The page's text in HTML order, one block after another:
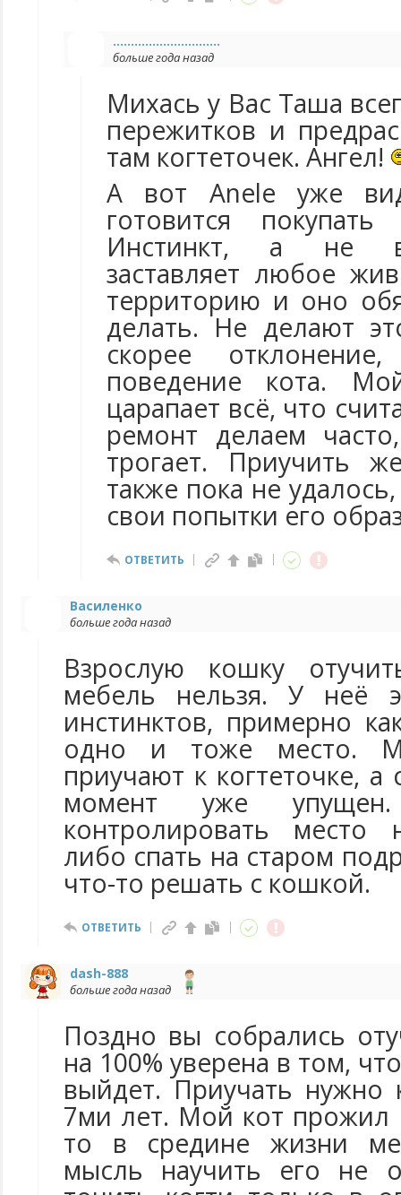
..............................
больше года назад
Михась у Вас Таша
пережитков и
там когтеточек. Ангел!
А вот Anele уже
готовится
Инстинкт, а не
заставляет любое
территорию и оно
делать. Не делают
скорее
поведение кота.
царапает всё, что
ремонт делаем
трогает. Приучить
также пока не
свои попытки его
ОТВЕТИТЬ
Василенко
больше года назад
Взрослую кошку
мебель нельзя. У неё
инстинктов, примерно
одно и тоже место.
приучают к когтеточке,
момент уже
контролировать место
либо спать на старом
что-то решать с кошкой.
ОТВЕТИТЬ
dash-888
больше года назад
Поздно вы собрались
на 100% уверена в том,
выйдет. Приучать нужно
7ми лет. Мой кот прожил
то в средине жизни
мысль научить его не